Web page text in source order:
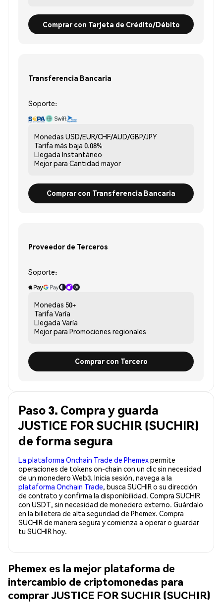
Comprar con Tarjeta de Crédito/Débito
Transferencia Bancaria
Soporte:
Monedas USD/EUR/CHF/AUD/GBP/JPY
Tarifa más baja 0.08%
Llegada Instantáneo
Mejor para Cantidad mayor
Comprar con Transferencia Bancaria
Proveedor de Terceros
Soporte:
Monedas 50+
Tarifa Varía
Llegada Varía
Mejor para Promociones regionales
Comprar con Tercero
Paso 3. Compra y guarda
JUSTICE FOR SUCHIR (SUCHIR)
de forma segura
La plataforma Onchain Trade de Phemexpermite
operaciones de tokens on-chain con un clic sin necesidad
de un monedero Web3. Inicia sesión, navega a la
plataforma Onchain Trade, busca SUCHIR o su dirección
de contrato y confirma la disponibilidad. Compra SUCHIR
con USDT, sin necesidad de monedero externo. Guárdalo
en la billetera de alta seguridad de Phemex. Compra
SUCHIR de manera segura y comienza a operar o guardar
tu SUCHIR hoy.
Phemex es la mejor plataforma de
intercambio de criptomonedas para
comprar JUSTICE FOR SUCHIR (SUCHIR)